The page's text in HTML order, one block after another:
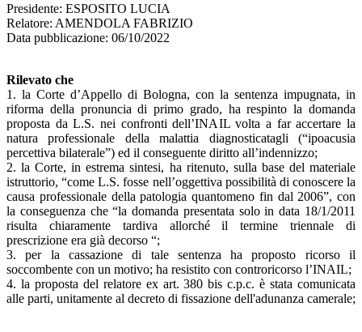
Presidente: ESPOSITO LUCIA
Relatore: AMENDOLA FABRIZIO
Data pubblicazione: 06/10/2022
Rilevato che
1. la Corte d’Appello di Bologna, con la sentenza impugnata, in
riforma della pronuncia di primo grado, ha respinto la domanda
proposta da L.S. nei confronti dell’INAIL volta a far accertare la
natura professionale della malattia diagnosticatagli (“ipoacusia
percettiva bilaterale”) ed il conseguente diritto all’indennizzo;
2. la Corte, in estrema sintesi, ha ritenuto, sulla base del materiale
istruttorio, “come L.S. fosse nell’oggettiva possibilità di conoscere la
causa professionale della patologia quantomeno fin dal 2006”, con
la conseguenza che “la domanda presentata solo in data 18/1/2011
risulta chiaramente tardiva allorché il termine triennale di
prescrizione era già decorso “;
3. per la cassazione di tale sentenza ha proposto ricorso il
soccombente con un motivo; ha resistito con controricorso l’INAIL;
4. la proposta del relatore ex art. 380 bis c.p.c. è stata comunicata
alle parti, unitamente al decreto di fissazione dell'adunanza camerale;